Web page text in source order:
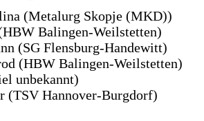
(Metalurg Skopje (MKD))
Balingen-Weilstetten)
(SG Flensburg-Handewitt)
(HBW Balingen-Weilstetten)
unbekannt)
(TSV Hannover-Burgdorf)